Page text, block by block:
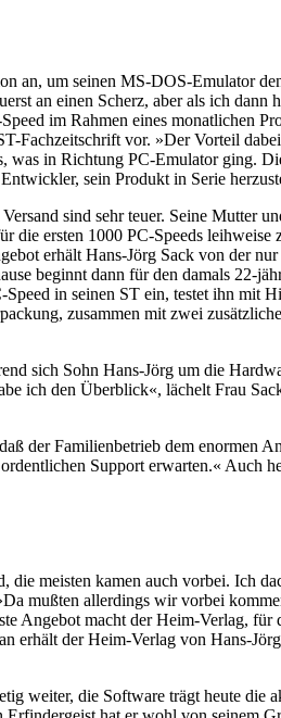
an, um seinen MS-DOS-Emulator
an einen Scherz, aber als ich dann
im Rahmen eines monatlichen
Fachzeitschrift vor. »Der Vorteil
was in Richtung PC-Emulator ging.
sein Produkt in Serie
sind sehr teuer. Seine Mutter
die ersten 1000 PC-Speeds leihweise
erhält Hans-Jörg Sack von der
beginnt dann für den damals 22-
in seinen ST ein, testet ihn mit
zusammen mit zwei
sich Sohn Hans-Jörg um die
ich den Überblick«, lächelt Frau
der Familienbetrieb dem enormen
Support erwarten.« Auch
die meisten kamen auch vorbei. Ich
mußten allerdings wir vorbei
Angebot macht der Heim-Verlag, für
erhält der Heim-Verlag von Hans-
weiter, die Software trägt heute die